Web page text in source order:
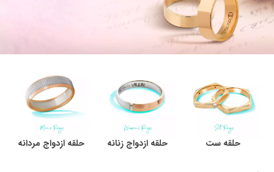
نمایندگی ها
مجله روبی
اعطای نمایندگی
تماس با ما
حلقه ست حلقه ازدواج زنانه حلقه ازدواج مردانه